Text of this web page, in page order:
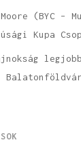
(BYC –
Kupa
Balatonföldvár